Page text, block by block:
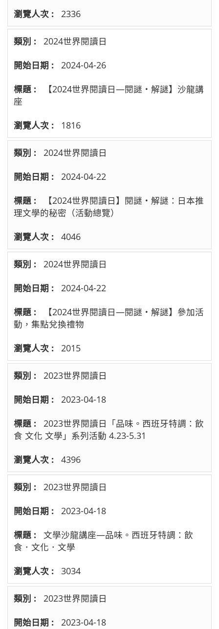
2336
2024世界閱讀日
2024-04-26
【2024世界閱讀日—閱謎‧解謎】沙龍講
座
1816
2024世界閱讀日
2024-04-22
【2024世界閱讀日】閱謎‧解謎：日本推
理文學的秘密（活動總覽）
4046
2024世界閱讀日
2024-04-22
【2024世界閱讀日—閱謎‧解謎】參加活
動，集點兌換禮物
2015
2023世界閱讀日
2023-04-18
2023世界閱讀日「品味。西班牙特調：飲
食 文化 文學」系列活動 4.23-5.31
4396
2023世界閱讀日
2023-04-18
文學沙龍講座—品味。西班牙特調：飲
食．文化．文學
3034
2023世界閱讀日
2023-04-18